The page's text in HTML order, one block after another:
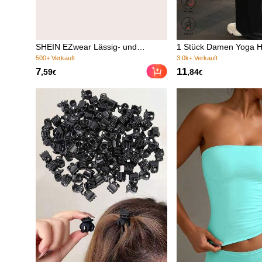
SHEIN EZwear Lässig- und
einfache gestrickte Skinny-Shorts
für Frauen, Packung mit mehreren
Shorts, geeignet für den Sommer
500+ Verkauft
500+ Verkauft
7,59€
1 Stück Damen Yoga
weitem Bein Einfarbig,
schmal geschnitten,
einsetzbar für Laufen,
3.0k+ Verkauft
3.0k+ Verkauft
11,84€